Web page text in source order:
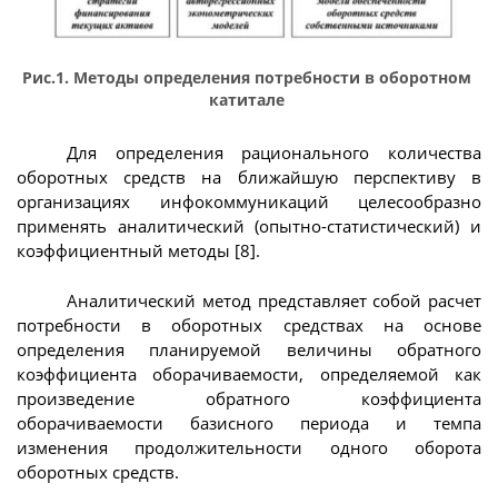
Рис.1. Методы определения потребности в оборотном
катитале
Для определения рационального количества
оборотных средств на ближайшую перспективу в
организациях инфокоммуникаций целесообразно
применять аналитический (опытно-статистический) и
коэффициентный методы [8].
Аналитический метод представляет собой расчет
потребности в оборотных средствах на основе
определения планируемой величины обратного
коэффициента оборачиваемости, определяемой как
произведение обратного коэффициента
оборачиваемости базисного периода и темпа
изменения продолжительности одного оборота
оборотных средств.